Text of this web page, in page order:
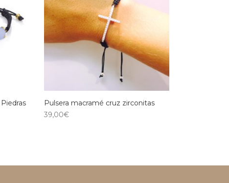
Pulsera macramé cruz zirconitas
39,00€